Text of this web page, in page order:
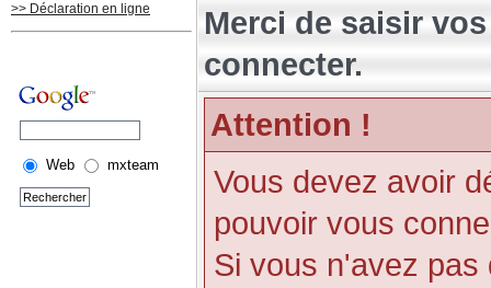
>> Déclaration en ligne
Web mxteam
Merci de saisir
connecter.
Attention !
Vous devez avoir
pouvoir vous
Si vous n'avez